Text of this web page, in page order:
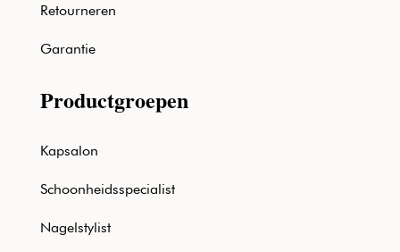
Retourneren
Garantie
Productgroepen
Kapsalon
Schoonheidsspecialist
Nagelstylist